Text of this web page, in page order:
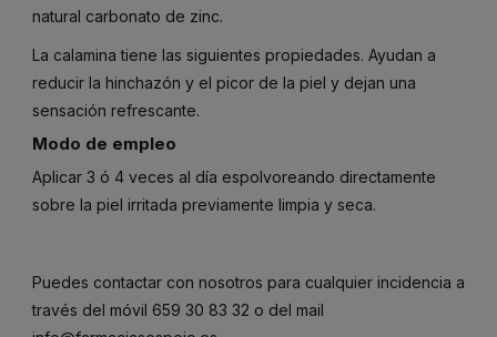
natural carbonato de zinc.
La calamina tiene las siguientes propiedades. Ayudan a
reducir la hinchazón y el picor de la piel y dejan una
sensación refrescante.
Modo de empleo
Aplicar 3 ó 4 veces al día espolvoreando directamente
sobre la piel irritada previamente limpia y seca.
Puedes contactar con nosotros para cualquier incidencia a
través del móvil 659 30 83 32 o del mail